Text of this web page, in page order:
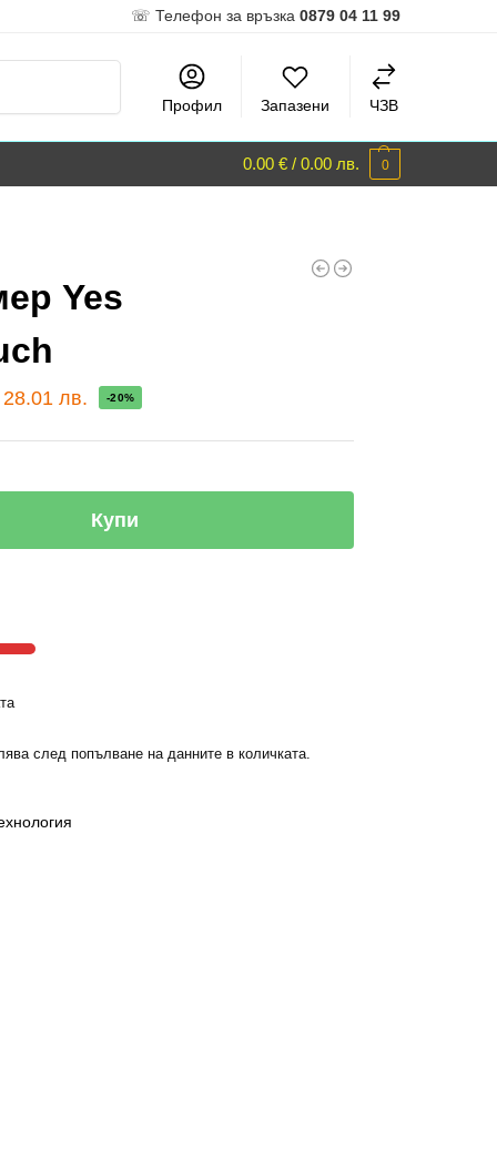
☏ Телефон за връзка 0879 04 11 99
Профил Запазени ЧЗВ
0.00 € / 0.00 лв. 0
Yes
28.01 лв. -20%
Купи
след попълване на данните в количката.